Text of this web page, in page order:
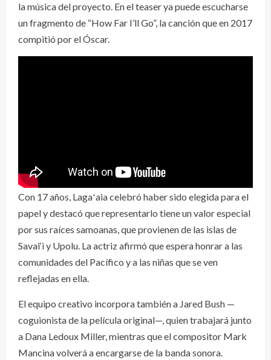
la música del proyecto. En el teaser ya puede escucharse
un fragmento de “How Far I’ll Go”, la canción que en 2017
compitió por el Óscar.
Con 17 años, Lagaʻaia celebró haber sido elegida para el
papel y destacó que representarlo tiene un valor especial
por sus raíces samoanas, que provienen de las islas de
Savai‘i y Upolu. La actriz afirmó que espera honrar a las
comunidades del Pacífico y a las niñas que se ven
reflejadas en ella.
El equipo creativo incorpora también a Jared Bush —
coguionista de la película original—, quien trabajará junto
a Dana Ledoux Miller, mientras que el compositor Mark
Mancina volverá a encargarse de la banda sonora.